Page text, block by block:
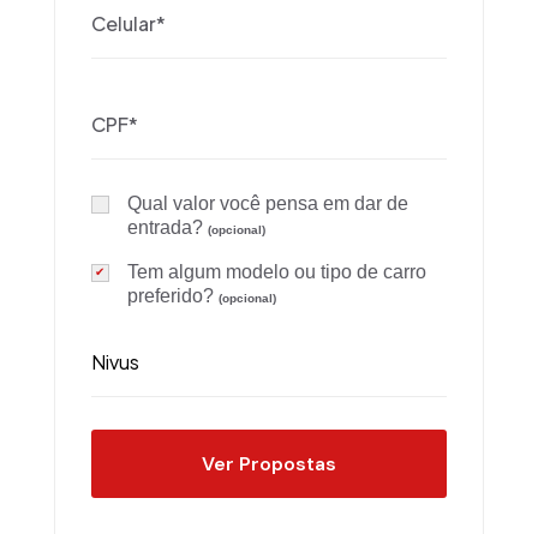
Qual valor você pensa em dar de
entrada? (opcional)
Tem algum modelo ou tipo de carro
preferido? (opcional)
Ver Propostas